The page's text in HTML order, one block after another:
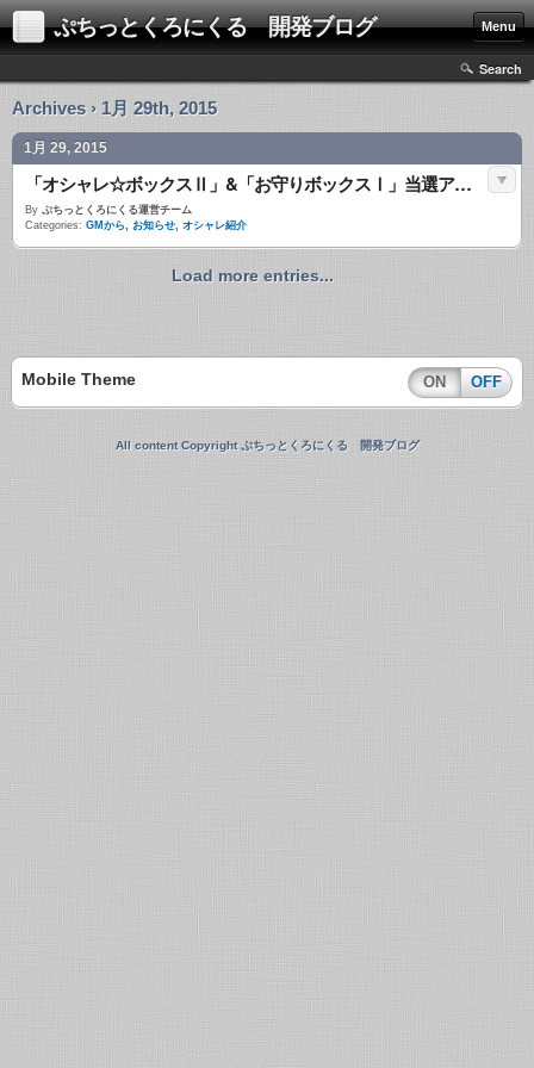
ぷちっとくろにくる 開発ブログ Menu
Search
Archives › 1月 29th, 2015
1月 29, 2015
「オシャレ☆ボックスⅡ」&「お守りボックスⅠ」当選アイテム公開！
By ぷちっとくろにくる運営チーム
Categories: GMから, お知らせ, オシャレ紹介
Load more entries...
Mobile Theme ON OFF
All content Copyright ぷちっとくろにくる 開発ブログ